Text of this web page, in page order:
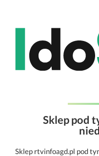
Sklep pod
Sklep rtvinfoagd.pl pod